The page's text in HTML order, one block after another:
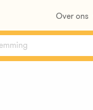
Over ons